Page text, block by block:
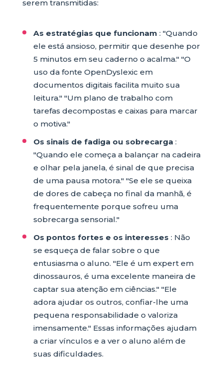
serem transmitidas:
As estratégias que funcionam : "Quando
ele está ansioso, permitir que desenhe por
5 minutos em seu caderno o acalma." "O
uso da fonte OpenDyslexic em
documentos digitais facilita muito sua
leitura." "Um plano de trabalho com
tarefas decompostas e caixas para marcar
o motiva."
Os sinais de fadiga ou sobrecarga :
"Quando ele começa a balançar na cadeira
e olhar pela janela, é sinal de que precisa
de uma pausa motora." "Se ele se queixa
de dores de cabeça no final da manhã, é
frequentemente porque sofreu uma
sobrecarga sensorial."
Os pontos fortes e os interesses : Não
se esqueça de falar sobre o que
entusiasma o aluno. "Ele é um expert em
dinossauros, é uma excelente maneira de
captar sua atenção em ciências." "Ele
adora ajudar os outros, confiar-lhe uma
pequena responsabilidade o valoriza
imensamente." Essas informações ajudam
a criar vínculos e a ver o aluno além de
suas dificuldades.